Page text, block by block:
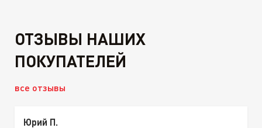
ОТЗЫВЫ НАШИХ
ПОКУПАТЕЛЕЙ
все отзывы
Юрий П.